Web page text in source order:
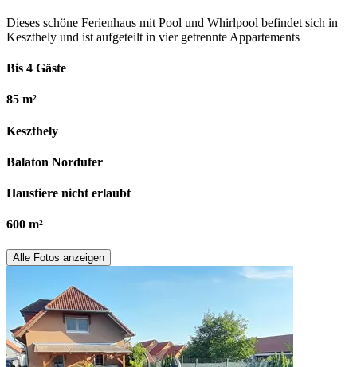
Dieses schöne Ferienhaus mit Pool und Whirlpool befindet sich in
Keszthely und ist aufgeteilt in vier getrennte Appartements
Bis 4 Gäste
85 m²
Keszthely
Balaton Nordufer
Haustiere nicht erlaubt
600 m²
Alle Fotos anzeigen